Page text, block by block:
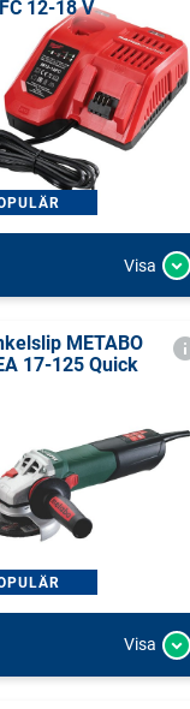
12-18 V
Visa
METABO
17-125 Quick
Visa